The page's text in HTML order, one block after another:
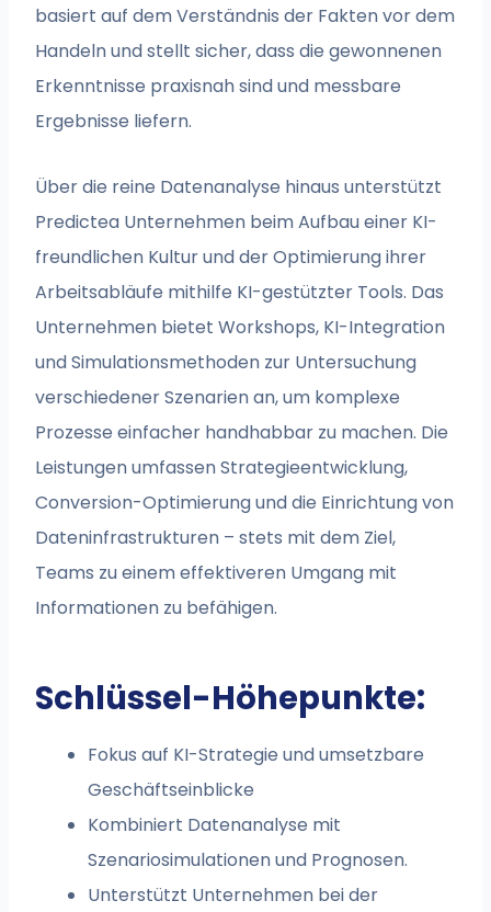
basiert auf dem Verständnis der Fakten vor dem
Handeln und stellt sicher, dass die gewonnenen
Erkenntnisse praxisnah sind und messbare
Ergebnisse liefern.
Über die reine Datenanalyse hinaus unterstützt
Predictea Unternehmen beim Aufbau einer KI-
freundlichen Kultur und der Optimierung ihrer
Arbeitsabläufe mithilfe KI-gestützter Tools. Das
Unternehmen bietet Workshops, KI-Integration
und Simulationsmethoden zur Untersuchung
verschiedener Szenarien an, um komplexe
Prozesse einfacher handhabbar zu machen. Die
Leistungen umfassen Strategieentwicklung,
Conversion-Optimierung und die Einrichtung von
Dateninfrastrukturen – stets mit dem Ziel,
Teams zu einem effektiveren Umgang mit
Informationen zu befähigen.
Schlüssel-Höhepunkte:
Fokus auf KI-Strategie und umsetzbare
Geschäftseinblicke
Kombiniert Datenanalyse mit
Szenariosimulationen und Prognosen.
Unterstützt Unternehmen bei der